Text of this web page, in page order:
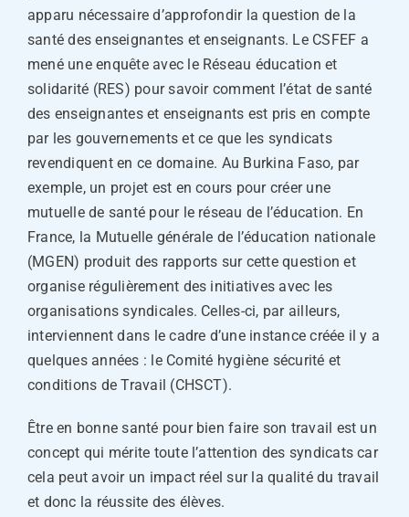
apparu nécessaire d’approfondir la question de la
santé des enseignantes et enseignants. Le CSFEF a
mené une enquête avec le Réseau éducation et
solidarité (RES) pour savoir comment l’état de santé
des enseignantes et enseignants est pris en compte
par les gouvernements et ce que les syndicats
revendiquent en ce domaine. Au Burkina Faso, par
exemple, un projet est en cours pour créer une
mutuelle de santé pour le réseau de l’éducation. En
France, la Mutuelle générale de l’éducation nationale
(MGEN) produit des rapports sur cette question et
organise régulièrement des initiatives avec les
organisations syndicales. Celles-ci, par ailleurs,
interviennent dans le cadre d’une instance créée il y a
quelques années : le Comité hygiène sécurité et
conditions de Travail (CHSCT).
Être en bonne santé pour bien faire son travail est un
concept qui mérite toute l’attention des syndicats car
cela peut avoir un impact réel sur la qualité du travail
et donc la réussite des élèves.